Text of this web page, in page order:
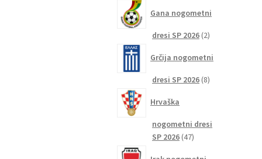
Gana nogometni
dresi SP 2026 22
Grčija nogometni
dresi SP 2026 88
Hrvaška
nogometni dresi
SP 2026 4747